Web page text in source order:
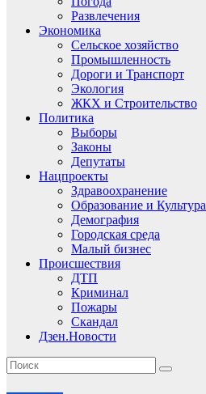
Развлечения
Экономика
Сельское хозяйство
Промышленность
Дороги и Транспорт
Экология
ЖКХ и Строительство
Политика
Выборы
Законы
Депутаты
Нацпроекты
Здравоохранение
Образование и Культура
Демография
Городская среда
Малый бизнес
Происшествия
ДТП
Криминал
Пожары
Скандал
Дзен.Новости